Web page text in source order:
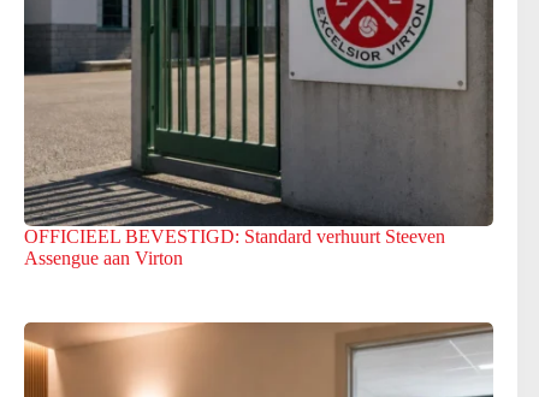
OFFICIEEL BEVESTIGD: Standard verhuurt Steeven
Assengue aan Virton